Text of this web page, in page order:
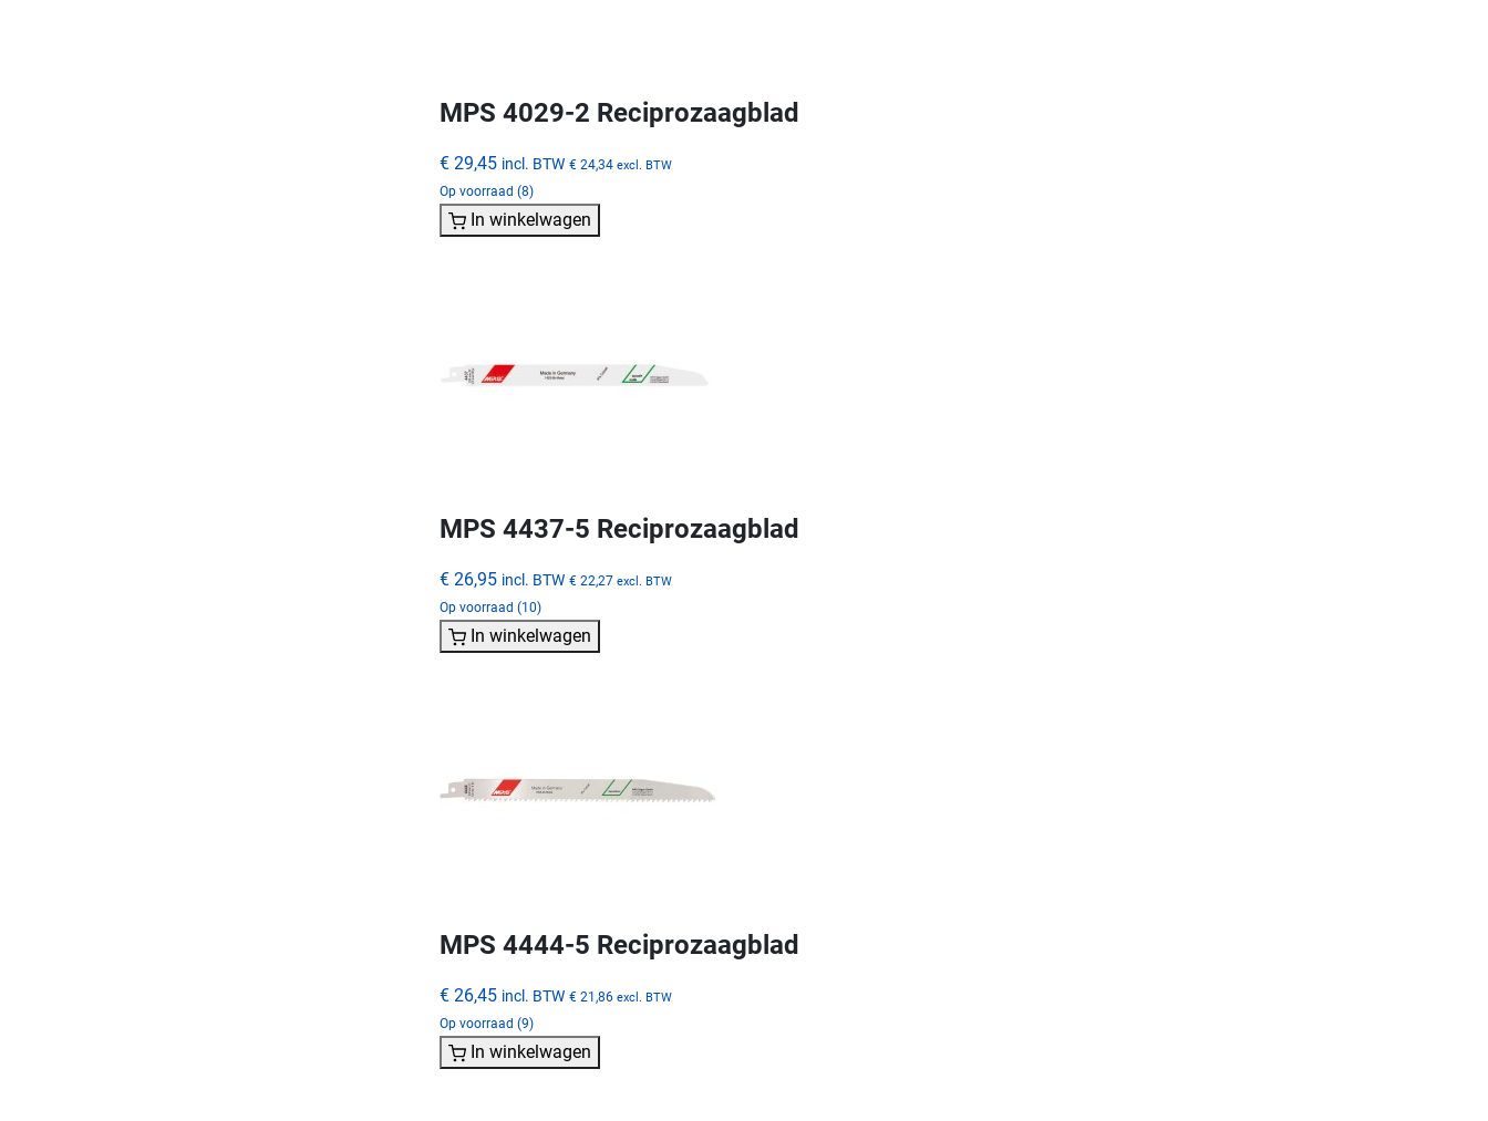
MPS 4029-2 Reciprozaagblad
€ 29,45 incl. BTW € 24,34 excl. BTW
Op voorraad (8)
In winkelwagen
MPS 4437-5 Reciprozaagblad
€ 26,95 incl. BTW € 22,27 excl. BTW
Op voorraad (10)
In winkelwagen
MPS 4444-5 Reciprozaagblad
€ 26,45 incl. BTW € 21,86 excl. BTW
Op voorraad (9)
In winkelwagen